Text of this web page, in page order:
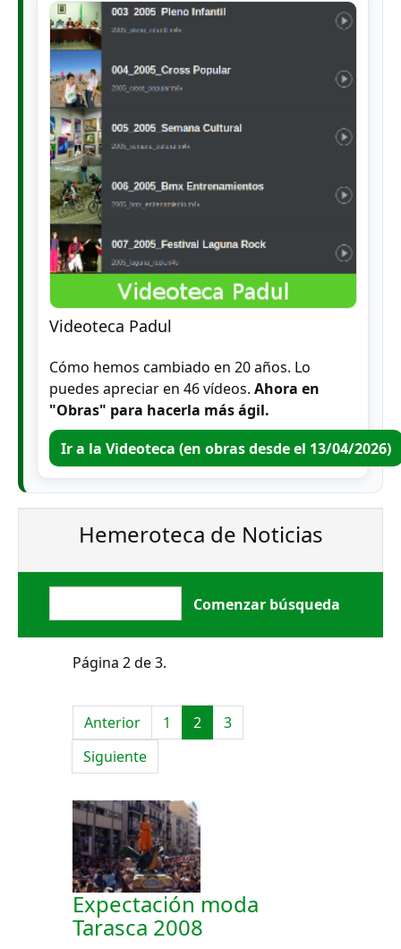
Videoteca Padul
Cómo hemos cambiado en 20 años. Lo
puedes apreciar en 46 vídeos. Ahora en
"Obras" para hacerla más ágil.
Ir a la Videoteca (en obras desde el 13/04/2026)
Hemeroteca de Noticias
Página 2 de 3.
Anterior 1 2
3
Siguiente
Expectación moda
Tarasca 2008